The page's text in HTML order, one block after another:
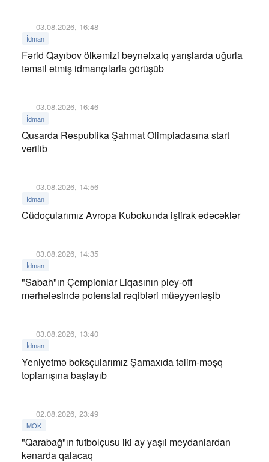
03.08.2026, 16:48
İdman
Fərid Qayıbov ölkəmizi beynəlxalq yarışlarda uğurla
təmsil etmiş idmançılarla görüşüb
03.08.2026, 16:46
İdman
Qusarda Respublika Şahmat Olimpiadasına start
verilib
03.08.2026, 14:56
İdman
Cüdoçularımız Avropa Kubokunda iştirak edəcəklər
03.08.2026, 14:35
İdman
"Sabah"ın Çempionlar Liqasının pley-off
mərhələsində potensial rəqibləri müəyyənləşib
03.08.2026, 13:40
İdman
Yeniyetmə boksçularımız Şamaxıda təlim-məşq
toplanışına başlayıb
02.08.2026, 23:49
MOK
"Qarabağ"ın futbolçusu iki ay yaşıl meydanlardan
kənarda qalacaq